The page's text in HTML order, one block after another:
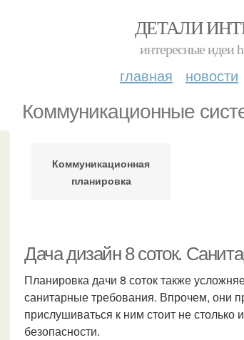
ДЕТАЛИ
интересные идеи
главная новости
Коммуникационные
Коммуникационная
планировка
Дача дизайн 8 соток.
Планировка дачи 8 соток также
санитарные требования. Впрочем, они
прислушиваться к ним стоит не
безопасности.